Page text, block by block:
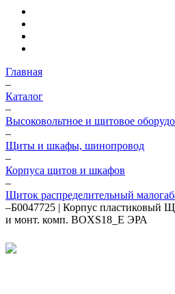
Главная
–
Каталог
–
Высоковольтное и щитовое
–
Щиты и шкафы, шинопровод
–
Корпуса щитов и шкафов
–
Щиток распределительный
–Б0047725 | Корпус пластиковый
и монт. комп. BOXS18_E ЭРА